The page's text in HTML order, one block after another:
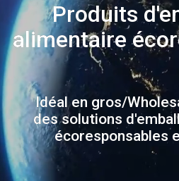
Produits
alimentaire
Idéal en gros/
des solutions
écoresponsables